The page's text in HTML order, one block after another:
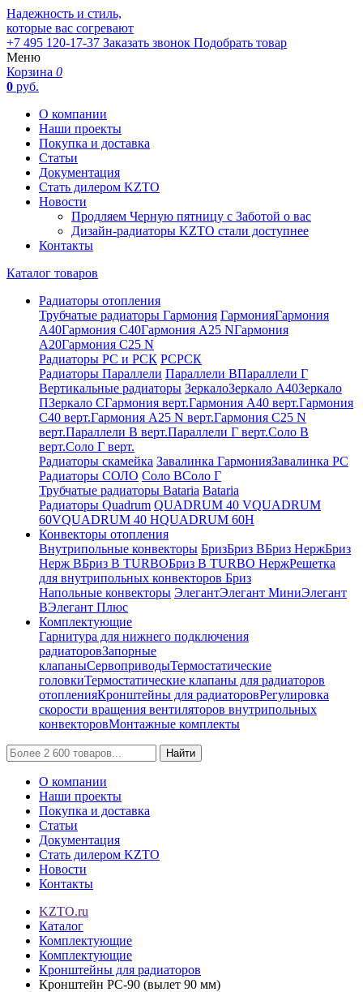
Надежность и стиль,
которые вас согревают
+7 495 120-17-37 Заказать звонок Подобрать товар
Меню
Корзина 0
0 руб.
О компании
Наши проекты
Покупка и доставка
Статьи
Документация
Стать дилером KZTO
Новости
Продляем Черную пятницу с Заботой о вас
Дизайн-радиаторы KZTO стали доступнее
Контакты
Каталог товаров
Радиаторы отопления
Трубчатые радиаторы Гармония ГармонияГармония
А40Гармония С40Гармония А25 NГармония
А20Гармония С25 N
Радиаторы РС и РСК РСРСК
Радиаторы Параллели Параллели ВПараллели Г
Вертикальные радиаторы ЗеркалоЗеркало А40Зеркало
ПЗеркало СГармония верт.Гармония А40 верт.Гармония
С40 верт.Гармония А25 N верт.Гармония С25 N
верт.Параллели В верт.Параллели Г верт.Соло В
верт.Соло Г верт.
Радиаторы скамейка Завалинка ГармонияЗавалинка РС
Радиаторы СОЛО Соло ВСоло Г
Трубчатые радиаторы Bataria Bataria
Радиаторы Quadrum QUADRUM 40 VQUADRUM
60VQUADRUM 40 HQUADRUM 60H
Конвекторы отопления
Внутрипольные конвекторы БризБриз ВБриз НержБриз
Нерж ВБриз В TURBOБриз В TURBO НержРешетка
для внутрипольных конвекторов Бриз
Напольные конвекторы ЭлегантЭлегант МиниЭлегант
ВЭлегант Плюс
Комплектующие
Гарнитура для нижнего подключения
радиаторовЗапорные
клапаныСервоприводыТермостатические
головкиТермостатические клапаны для радиаторов
отопленияКронштейны для радиаторовРегулировка
скорости вращения вентиляторов внутрипольных
конвекторовМонтажные комплекты
Найти
О компании
Наши проекты
Покупка и доставка
Статьи
Документация
Стать дилером KZTO
Новости
Контакты
KZTO.ru
Каталог
Комплектующие
Комплектующие
Кронштейны для радиаторов
Кронштейн РС-90 (вылет 90 мм)